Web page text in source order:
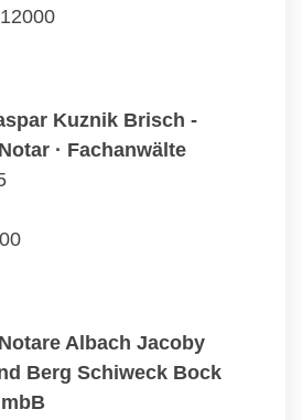
Kuznik Brisch -
· Fachanwälte
Albach Jacoby
Berg Schiweck Bock